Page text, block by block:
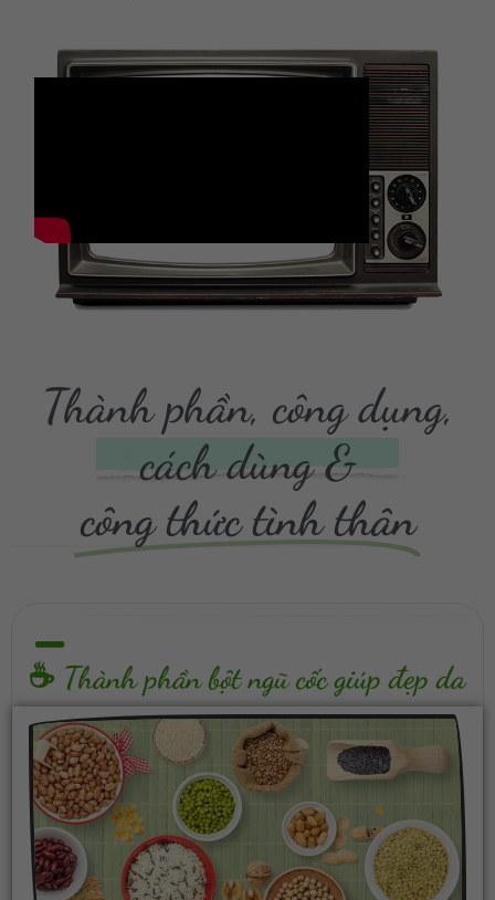
Thành phần, công dụng,
cách dùng &
công thức tình thân
☕ Thành phần bột ngũ cốc giúp đẹp da